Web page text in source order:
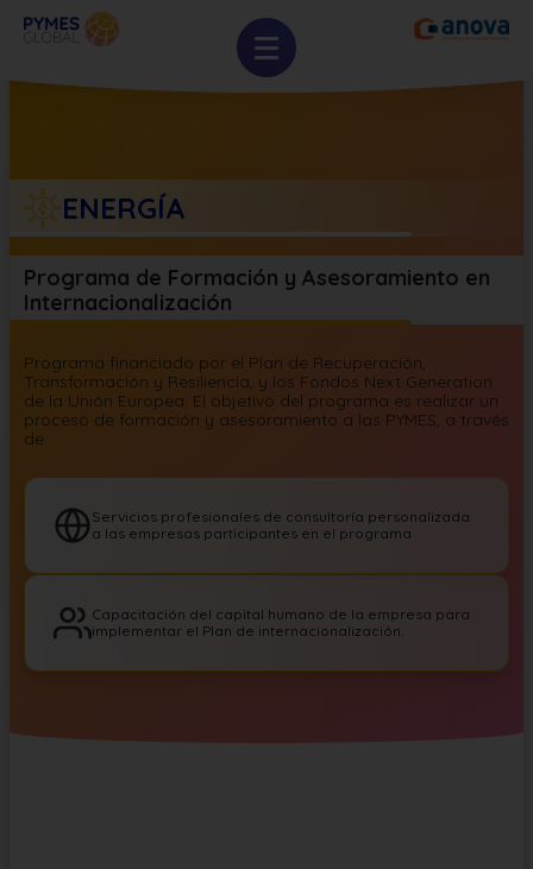
ENERGÍA
Programa de Formación y Asesoramiento en
Internacionalización
Programa financiado por el Plan de Recuperación,
Transformación y Resiliencia, y los Fondos Next Generation
de la Unión Europea. El objetivo del programa es realizar un
proceso de formación y asesoramiento a las PYMES, a través
de:
Servicios profesionales de consultoría personalizada
a las empresas participantes en el programa
Capacitación del capital humano de la empresa para
implementar el Plan de internacionalización.